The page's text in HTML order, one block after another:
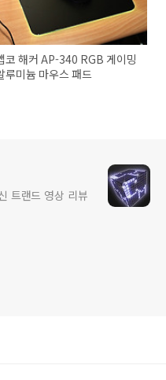
코 해커 AP-340 RGB 게이밍
루미늄 마우스 패드
트랜드 영상 리뷰